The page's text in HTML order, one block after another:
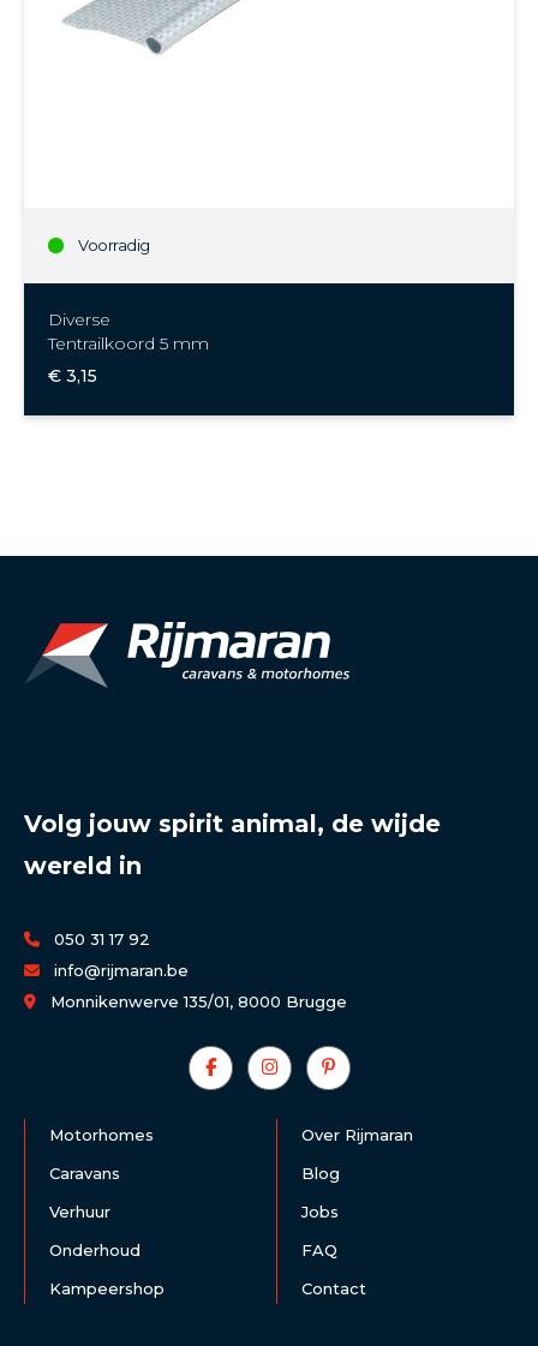
Voorradig
Diverse
Tentrailkoord 5 mm
€ 3,15
Volg jouw spirit animal, de wijde
wereld in
050 31 17 92
info@rijmaran.be
Monnikenwerve 135/01, 8000 Brugge
Motorhomes
Caravans
Verhuur
Onderhoud
Kampeershop
Over Rijmaran
Blog
Jobs
FAQ
Contact